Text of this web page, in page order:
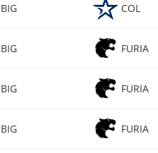
BIG COL
BIG FURIA
BIG FURIA
BIG FURIA